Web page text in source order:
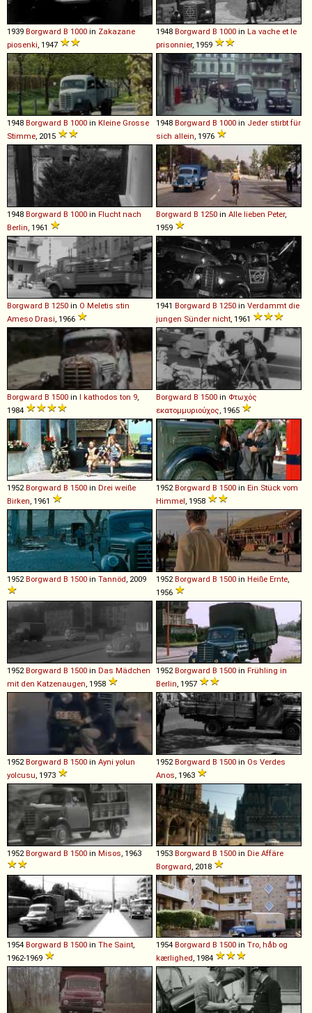
1939 Borgward B 1000 in Zakazane
piosenki , 1947
1948 Borgward B 1000 in La vache et le
prisonnier, 1959
1948 Borgward B 1000 in Kleine Grosse
Stimme , 2015
1948 Borgward B 1000 in Jeder stirbt für
sich allein , 1976
1948 Borgward B 1000 in Flucht nach
Berlin , 1961
Borgward B 1250 in Alle lieben Peter,
1959
Borgward B 1250 in O Meletis stin
Ameso Drasi , 1966
1941 Borgward B 1250 in Verdammt die
jungen Sünder nicht , 1961
Borgward B 1500 in I kathodos ton 9
1984
Borgward B 1500 in Φτωχός
εκατομμυριούχος , 1965
1952Borgward B 1500 in Drei weiße
Birken, 1961
1952Borgward B 1500 in Ein Stück vom
Himmel, 1958
1952Borgward B 1500 in Tannöd, 2009 1952Borgward B 1500 in Heiße Ernte,
1956
1952Borgward B 1500 in Das Mädchen
mit den Katzenaugen, 1958
1952Borgward B 1500 in Frühling in
Berlin, 1957
1952Borgward B 1500 in Ayni yolun
yolcusu, 1973
1952Borgward B 1500 in Os Verdes
Anos, 1963
1952Borgward B 1500 in Misos, 1963 1953 Borgward B 1500 in Die Affäre
Borgward, 2018
1954 Borgward B 1500 in The Saint,
1962-1969
1954 Borgward B 1500 in Tro, håb og
kærlighed, 1984